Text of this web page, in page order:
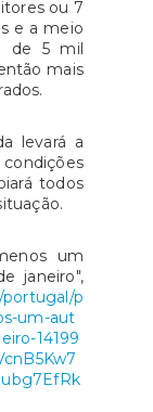
ou 7
e a meio
de 5 mil
mais
levará a
todos
um
janeiro",
p
um-aut
14199